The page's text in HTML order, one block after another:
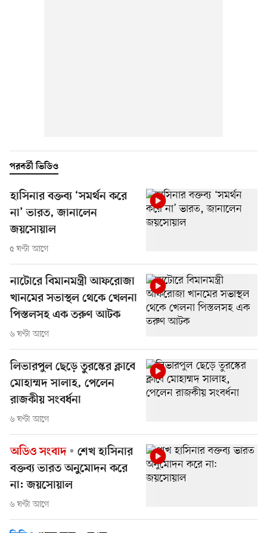
পরবর্তী ভিডিও
হাসিনার বক্তব্য ‘সমর্থন করে
না’ ভারত, জানালেন
জয়সোয়াল
৫ ঘণ্টা আগে
নাটোরে বিমানমন্ত্রী আফরোজা
খানমের সভাস্থল থেকে খেলনা
পিস্তলসহ এক তরুণ আটক
৬ ঘণ্টা আগে
লিভারপুল ছেড়ে তুরস্কের ক্লাবে
মোহাম্মদ সালাহ, পেলেন
রাজকীয় সংবর্ধনা
৬ ঘণ্টা আগে
অডিও সংবাদ
শেখ হাসিনার
বক্তব্য ভারত অনুমোদন করে
না: জয়সোয়াল
৬ ঘণ্টা আগে